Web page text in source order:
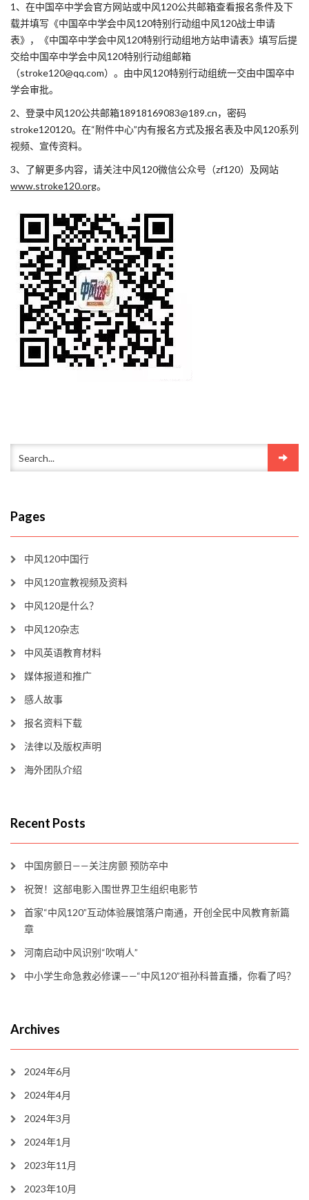
1、在中国卒中学会官方网站或中风120公共邮箱查看报名条件及下
载并填写《中国卒中学会中风120特别行动组中风120战士申请
表》，《中国卒中学会中风120特别行动组地方站申请表》填写后提
交给中国卒中学会中风120特别行动组邮箱
（stroke120@qq.com）。由中风120特别行动组统一交由中国卒中
学会审批。
2、登录中风120公共邮箱18918169083@189.cn，密码
stroke120120。在“附件中心”内有报名方式及报名表及中风120系列
视频、宣传资料。
3、了解更多内容，请关注中风120微信公众号（zf120）及网站
www.stroke120.org。
Pages
中风120中国行
中风120宣教视频及资料
中风120是什么？
中风120杂志
中风英语教育材料
媒体报道和推广
感人故事
报名资料下载
法律以及版权声明
海外团队介绍
Recent Posts
中国房颤日——关注房颤 预防卒中
祝贺！这部电影入围世界卫生组织电影节
首家“中风120”互动体验展馆落户南通，开创全民中风教育新篇
章
河南启动中风识别“吹哨人”
中小学生命急救必修课——“中风120”祖孙科普直播，你看了吗？
Archives
2024年6月
2024年4月
2024年3月
2024年1月
2023年11月
2023年10月